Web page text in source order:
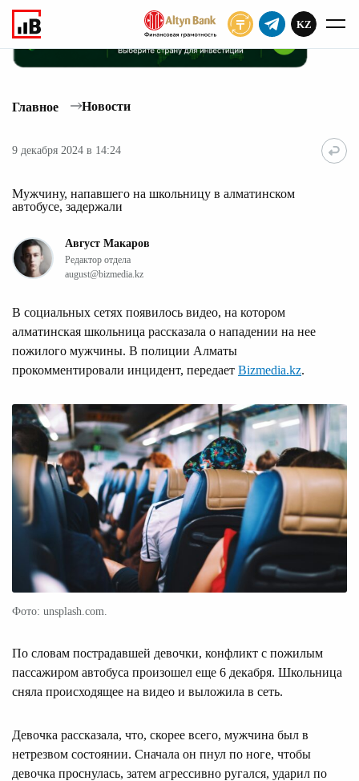
KZ
Главное Новости
9 декабря 2024 в 14:24
Мужчину, напавшего на школьницу в алматинском
автобусе, задержали
Август Макаров
Редактор отдела
august@bizmedia.kz
В социальных сетях появилось видео, на котором
алматинская школьница рассказала о нападении на нее
пожилого мужчины. В полиции Алматы
прокомментировали инцидент, передает Bizmedia.kz.
Фото: unsplash.com.
По словам пострадавшей девочки, конфликт с пожилым
пассажиром автобуса произошел еще 6 декабря. Школьница
сняла происходящее на видео и выложила в сеть.
Девочка рассказала, что, скорее всего, мужчина был в
нетрезвом состоянии. Сначала он пнул по ноге, чтобы
девочка проснулась, затем агрессивно ругался, ударил по